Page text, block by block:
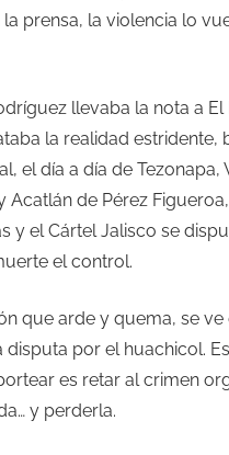
prensa, la violencia lo
llevaba la nota a
la realidad estridente,
el día a día de Tezonapa,
Acatlán de Pérez
y el Cártel Jalisco se
el control.
que arde y quema, se
disputa por el huachicol.
es retar al crimen
y perderla.